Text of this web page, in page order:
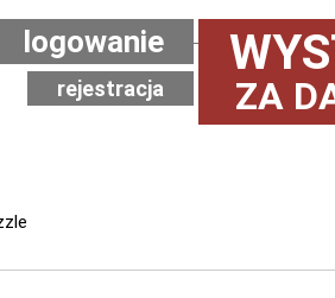
ZA
logowanie
rejestracja